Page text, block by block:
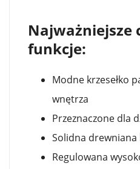
Najważniejsze
funkcje:
Modne krzesełko
wnętrza
Przeznaczone dla
Solidna
Regulowana